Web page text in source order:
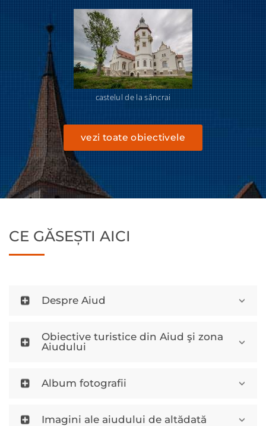
castelul de la sâncrai
vezi toate obiectivele
CE GĂSEȘTI AICI
Despre Aiud
Obiective turistice din Aiud şi zona
Aiudului
Album fotografii
Imagini ale aiudului de altădată